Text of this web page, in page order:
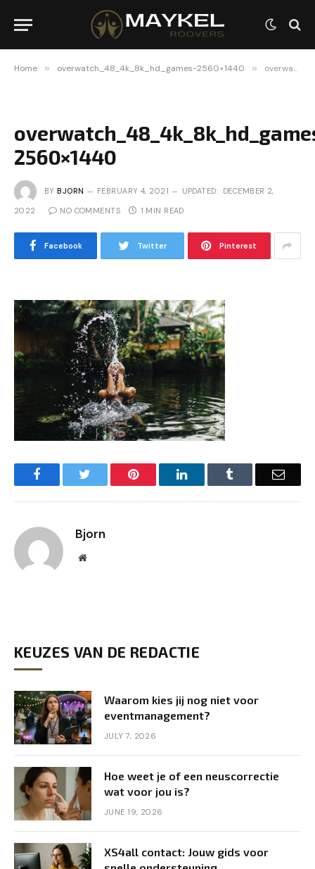
Home » overwatch_48_4k_8k_hd_games-2560×1440 » overwatch_48_4k_8k_hd_games-2560×1440
2560×1440
BY BJORN FEBRUARY 4, 2021 UPDATED: DECEMBER 2,
2022 NO COMMENTS 1 MIN READ
Facebook Twitter Pinterest
Facebook Pinterest LinkedIn Email
Bjorn
Website
KEUZES VAN DE REDACTIE
Waarom kies jij nog niet voor
eventmanagement?
JULY 7, 2026
Hoe weet je of een neuscorrectie
wat voor jou is?
JUNE 19, 2026
XS4all contact: Jouw gids voor